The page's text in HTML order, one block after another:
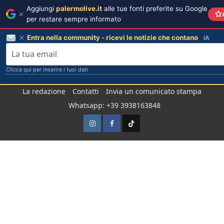
La redazione Contatti
Invia un comunicato stampa
Whatsapp: +39 3938163848
InstagramFacebook
TikTok
Aggiungi palermolive.it alle tue fonti preferite su Google
per restare sempre informato
Entra nella community - ricevi le notizie che contano IA
Clicca qui per inserire i tuoi dati